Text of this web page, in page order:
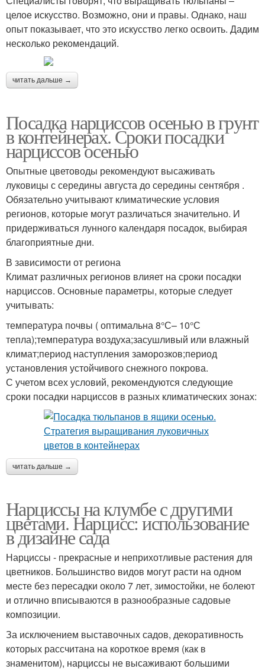
целое искусство. Возможно, они и правы. Однако, наш
опыт показывает, что это искусство легко освоить. Дадим
несколько рекомендаций.
читать дальше →
Посадка нарциссов осенью в грунт
в контейнерах. Сроки посадки
нарциссов осенью
Опытные цветоводы рекомендуют высаживать
луковицы с середины августа до середины сентября .
Обязательно учитывают климатические условия
регионов, которые могут различаться значительно. И
придерживаться лунного календаря посадок, выбирая
благоприятные дни.
В зависимости от региона
Климат различных регионов влияет на сроки посадки
нарциссов. Основные параметры, которые следует
учитывать:
температура почвы ( оптимальна 8°С– 10°С
тепла);температура воздуха;засушливый или влажный
климат;период наступления заморозков;период
установления устойчивого снежного покрова.
С учетом всех условий, рекомендуются следующие
сроки посадки нарциссов в разных климатических зонах:
читать дальше →
Нарциссы на клумбе с другими
цветами. Нарцисс: использование
в дизайне сада
Нарциссы - прекрасные и неприхотливые растения для
цветников. Большинство видов могут расти на одном
месте без пересадки около 7 лет, зимостойки, не болеют
и отлично вписываются в разнообразные садовые
композиции.
За исключением выставочных садов, декоративность
которых рассчитана на короткое время (как в
знаменитом), нарциссы не высаживают большими